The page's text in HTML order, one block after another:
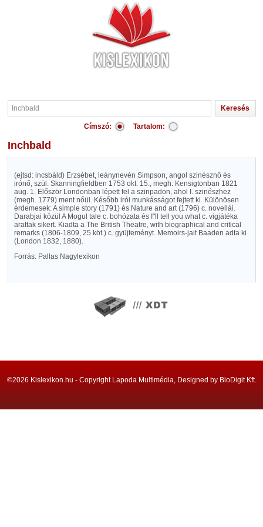
Címszó: Tartalom:
Inchbald
(ejtsd: incsbáld) Erzsébet, leánynevén Simpson, angol szinésznő és
irónő, szül. Skanningfieldben 1753 okt. 15., megh. Kensigtonban 1821
aug. 1. Először Londonban lépett fel a szinpadon, ahol I. szinészhez
(megh. 1779) ment nőül. Később irói munkásságot fejtett ki. Különösen
érdemesek: A simple story (1791) és Nature and art (1796) c. novellái.
Darabjai közül A Mogul tale c. bohózata és I"ll tell you what c. vigjátéka
arattak sikert. Kiadta a The British Theatre, with biographical and critical
remarks (1806-1809, 25 köt.) c. gyüjteményt. Memoirs-jait Baaden adta ki
(London 1832, 1880).
Forrás: Pallas Nagylexikon
©2026 Kislexikon.hu - Copyright Lapoda Multimédia, Designed by BioDigit Kft.